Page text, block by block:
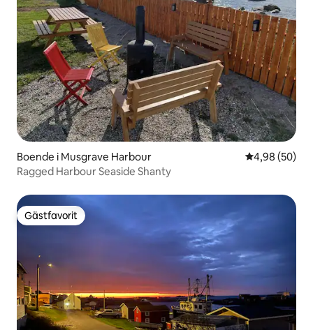
Boende i Musgrave Harbour 4,98 av 5 i
4,98 (50)
Ragged Harbour Seaside Shanty
Gästfavorit
Gästfavorit